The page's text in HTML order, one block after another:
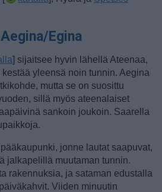
Egina
] sijaitsee hyvin lähellä Ateenaa,
yleensä noin tunnin. Aegina
mutta se on suosittu
sillä myös ateenalaiset
sankoin joukoin. Saarella
jonne lautat saapuvat,
jalkapelillä muutaman tunnin.
rakennuksia, ja sataman edustalla
Viiden minuutin